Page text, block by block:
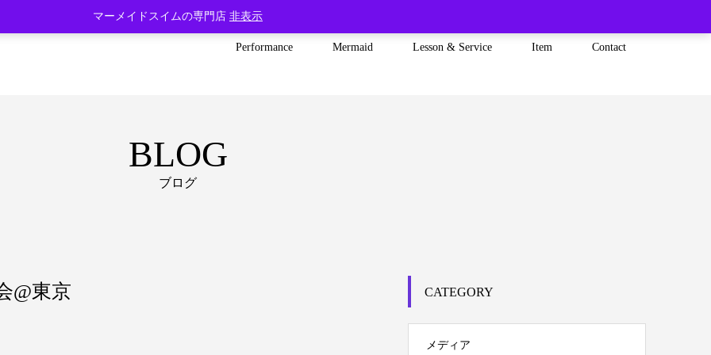
Performance Mermaid Lesson & Service Item Contact
BLOG
ブログ
@東京 CATEGORY
メディア
マーメイドスイムの専門店 非表示